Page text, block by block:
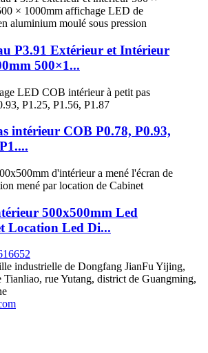
P3.91 Extérieur et Intérieur
500×1...
intérieur COB P0.78, P0.93,
500x500mm Led
Location Led Di...
industrielle de Dongfang JianFu Yijing,
Tianliao, rue Yutang, district de Guangming,